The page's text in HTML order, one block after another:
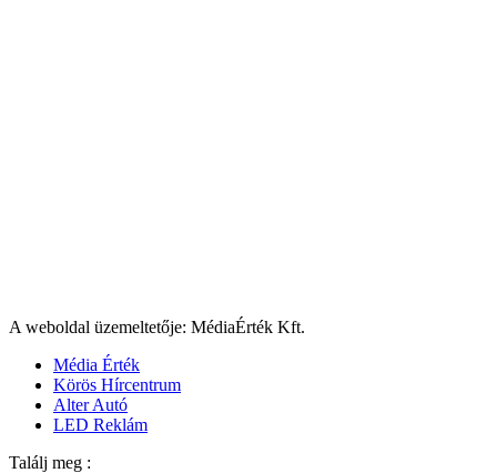
A weboldal üzemeltetője: MédiaÉrték Kft.
Média Érték
Körös Hírcentrum
Alter Autó
LED Reklám
Találj meg :